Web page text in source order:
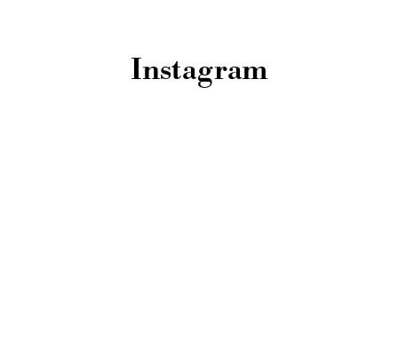
Instagram